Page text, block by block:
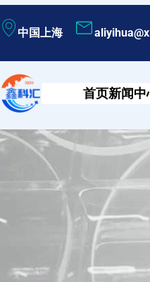
至
容
中国上海
首页新闻中